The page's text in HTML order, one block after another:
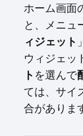
ホーム画面
と、メニュ
ィジェット
ウィジェッ
トを選んで
ては、サイ
合がありま